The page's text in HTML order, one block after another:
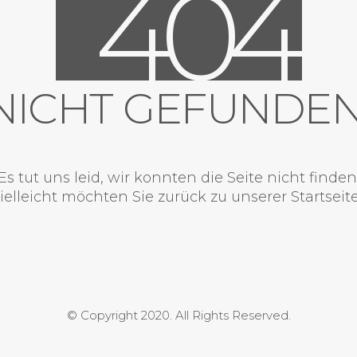
404
tut uns leid, wir konnten die Seite nicht
möchten Sie zurück zu unserer
© Copyright 2020. All Rights Reserved.